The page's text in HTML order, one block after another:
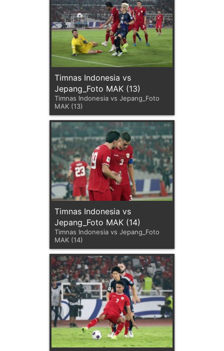
Timnas Indonesia vs
Jepang_Foto MAK (13)
Timnas Indonesia vs Jepang_Foto
MAK (13)
Timnas Indonesia vs
Jepang_Foto MAK (14)
Timnas Indonesia vs Jepang_Foto
MAK (14)